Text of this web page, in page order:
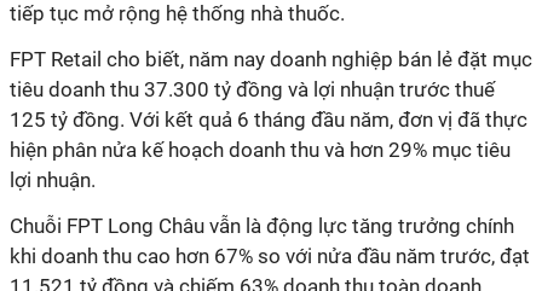
tiếp tục mở rộng hệ thống nhà thuốc.
FPT Retail cho biết, năm nay doanh nghiệp bán lẻ đặt mục
tiêu doanh thu 37.300 tỷ đồng và lợi nhuận trước thuế
125 tỷ đồng. Với kết quả 6 tháng đầu năm, đơn vị đã thực
hiện phân nửa kế hoạch doanh thu và hơn 29% mục tiêu
lợi nhuận.
Chuỗi FPT Long Châu vẫn là động lực tăng trưởng chính
khi doanh thu cao hơn 67% so với nửa đầu năm trước, đạt
11.521 tỷ đồng và chiếm 63% doanh thu toàn doanh